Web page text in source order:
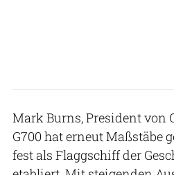
Mark Burns, President von
G700 hat erneut Maßstäbe
fest als Flaggschiff der